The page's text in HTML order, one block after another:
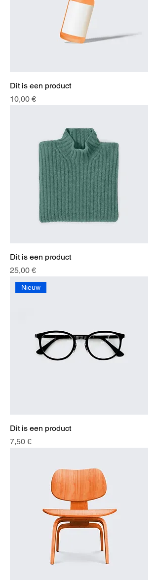
Dit is een product
Preis
10,00 €
Dit is een product
Preis
25,00 €
Nieuw
Dit is een product
Preis
7,50 €